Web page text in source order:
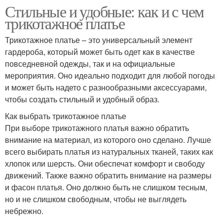
Стильные и удобные: как и с чем
трикотажное платье
Трикотажное платье – это универсальный элемент
гардероба, который может быть одет как в качестве
повседневной одежды, так и на официальные
мероприятия. Оно идеально подходит для любой погоды
и может быть надето с разнообразными аксессуарами,
чтобы создать стильный и удобный образ.
Как выбрать трикотажное платье
При выборе трикотажного платья важно обратить
внимание на материал, из которого оно сделано. Лучше
всего выбирать платья из натуральных тканей, таких как
хлопок или шерсть. Они обеспечат комфорт и свободу
движений. Также важно обратить внимание на размеры
и фасон платья. Оно должно быть не слишком тесным,
но и не слишком свободным, чтобы не выглядеть
небрежно.